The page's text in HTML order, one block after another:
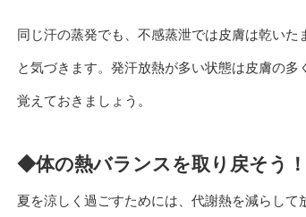
同じ汗の蒸発でも、不感蒸泄では皮膚は乾い
と気づきます。発汗放熱が多い状態は皮膚の
覚えておきましょう。
◆体の熱バランスを取り戻そう！
夏を涼しく過ごすためには、代謝熱を減らし